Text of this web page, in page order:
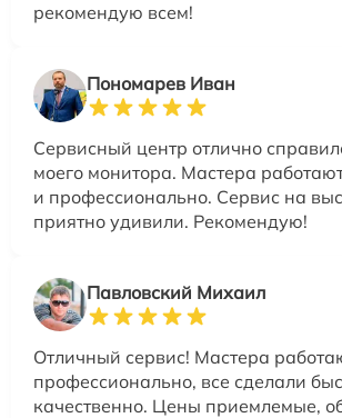
рекомендую всем!
Пономарев Иван
Сервисный центр отлично
моего монитора. Мастера
и профессионально. Сервис на
приятно удивили. Рекомендую!
Павловский Михаил
Отличный сервис! Мастера
профессионально, все сделали
качественно. Цены приемлемые,